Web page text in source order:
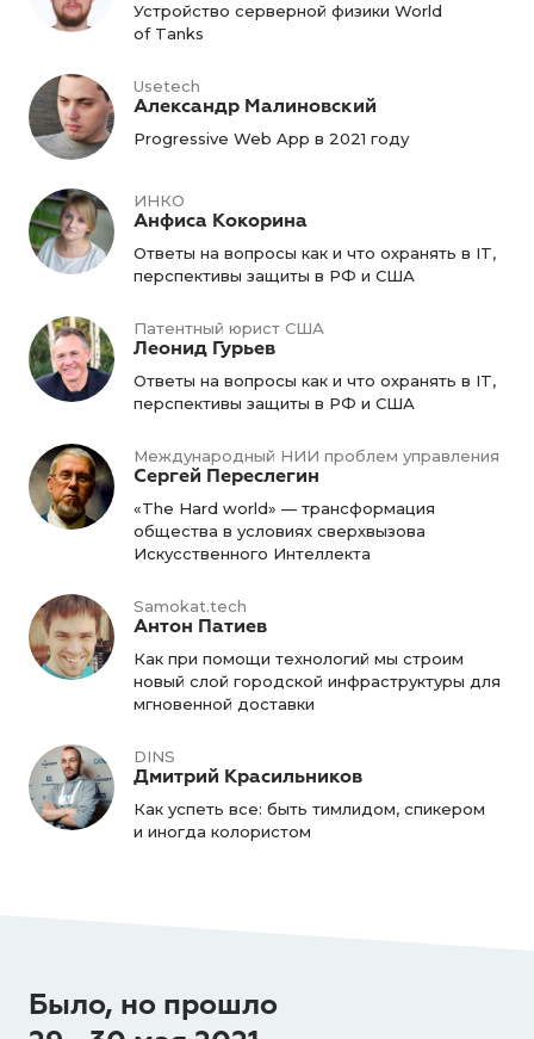
Устройство серверной физики World
of Tanks
Usetech
Александр Малиновский
Progressive Web App в 2021 году
ИНКО
Анфиса Кокорина
Ответы на вопросы как и что охранять в IT,
перспективы защиты в РФ и США
Патентный юрист США
Леонид Гурьев
Ответы на вопросы как и что охранять в IT,
перспективы защиты в РФ и США
Международный НИИ проблем управления
Сергей Переслегин
«The Hard world» — трансформация
общества в условиях сверхвызова
Искусственного Интеллекта
Samokat.tech
Антон Патиев
Как при помощи технологий мы строим
новый слой городской инфраструктуры для
мгновенной доставки
DINS
Дмитрий Красильников
Как успеть все: быть тимлидом, спикером
и иногда колористом
Было, но прошло